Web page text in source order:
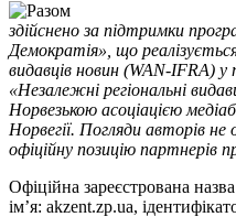
здійснено за підтримки
Демократія», що
видавців новин (WAN-IFRA) у
«Незалежні регіональні
Норвезькою асоціацією
Норвегії. Погляди авторів
офіційну позицію партнерів
Офіційна зареєстрована
ім’я: akzent.zp.ua,